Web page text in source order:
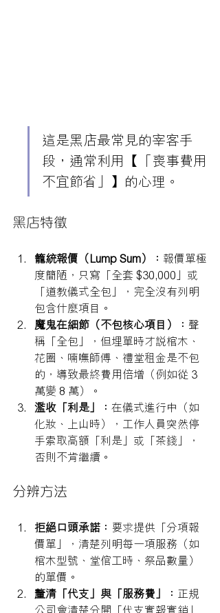
這是黑店最常見的宰客手
段，通常利用【「喪事費用
不宜節省」】的心理。
黑店特徵
籠統報價（Lump Sum）： 報價單極
度簡陋，只寫「全套 $30,000」或
「道教儀式全包」，完全沒有列明
包含什麼項目。
魔鬼在細節（不包核心項目）： 聲
稱「全包」，但埋單時才說棺木、
花圈、喃嘸師傅、禮堂租金是不包
的，導致最終費用倍增（例如從 3
萬變 8 萬）。
濫收「利是」： 在儀式進行中（如
化妝、上山時），工作人員突然停
手索取高額「利是」或「茶錢」，
否則不肯繼續。
分辨方法
拒絕口頭承諾： 要求提供「分項報
價單」，清楚列明每一項服務（如
棺木型號、堂倌工時、祭品數量）
的單價。
釐清「代支」與「服務費」： 正規
公司會清楚分開「代支實報實銷」